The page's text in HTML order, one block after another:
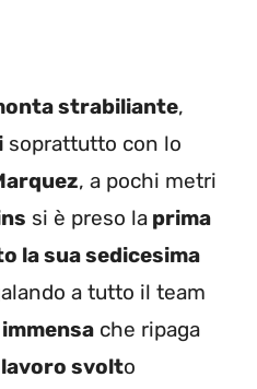
strabiliante,
soprattutto con lo
, a pochi metri
si è preso la prima
la sua sedicesima
a tutto il team
che ripaga
svolto